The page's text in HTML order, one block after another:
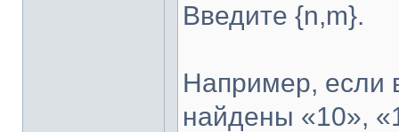
Введите {n,m}.
Например, если
найдены «10»,